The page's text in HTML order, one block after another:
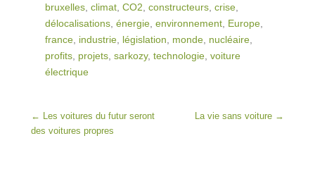
bruxelles climat CO2 constructeurs crise
délocalisations énergie environnement Europe
france industrie législation monde nucléaire
profits projets sarkozy, technologie voiture
électrique
Post navigation
← Les voitures du futur seront
des voitures propres
La vie sans voiture →